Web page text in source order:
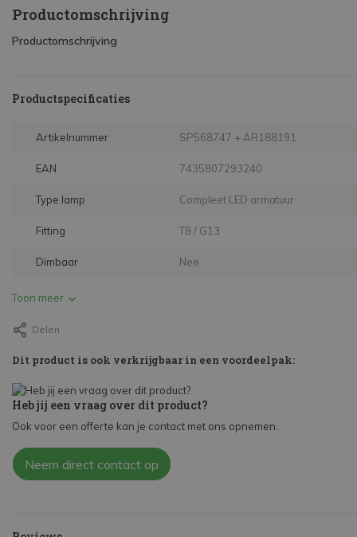
Productomschrijving
Productomschrijving
Productspecificaties
Artikelnummer SP568747 + AR188191
EAN 7435807293240
Type lamp Compleet LED armatuur
Fitting T8 / G13
Dimbaar Nee
Toon meer
Delen
Dit product is ook verkrijgbaar in een voordeelpak:
Heb jij een vraag over dit product?
Ook voor een offerte kan je contact met ons opnemen.
Neem direct contact op